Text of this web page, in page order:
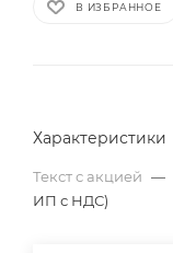
В ИЗБРАННОЕ
Характеристики
Текст с акцией —
ИП с НДС)